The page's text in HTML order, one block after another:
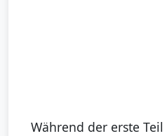
Während der erste